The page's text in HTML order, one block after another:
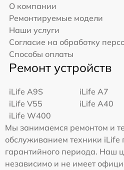
О компании
Ремонтируемые модели
Наши услуги
Согласие на обработку
Способы оплаты
Ремонт устройств
iLife A9S
iLife A7
iLife V55
iLife A40
iLife W400
Мы занимаемся ремонтом и
обслуживанием техники iLife
гарантийного периода. Наш
независимо и не имеет